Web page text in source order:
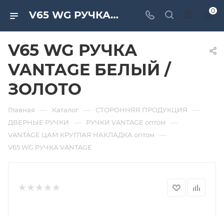
V65 WG РУЧКА VANTAGE БЕЛЫЙ / ЗОЛОТО. Дверная и мебельная фурнитура САМИР-КИЛИТ | Оптовые поставки 0
V65 WG РУЧКА
VANTAGE БЕЛЫЙ /
ЗОЛОТО
Главная — Каталог — СТОРОННЯЯ ПРОДУКЦИЯ —
ДВЕРНЫЕ РУЧКИ — РУЧКИ VANTAGE оптом —
VANTAGE ЦАМ КРУГЛАЯ НАКЛАДКА оптом —
V65 WG РУЧКА VANTAGE